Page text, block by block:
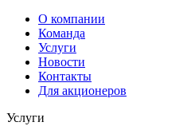
О компании
Команда
Услуги
Новости
Контакты
Для акционеров
Услуги